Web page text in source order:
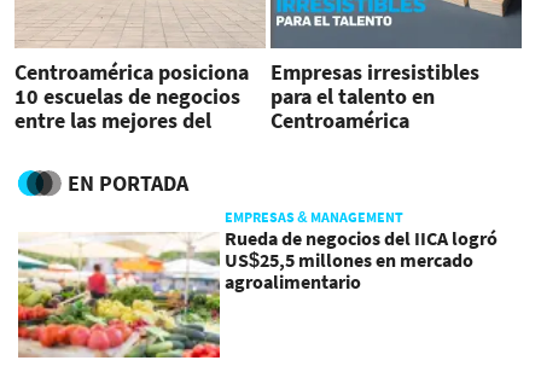
Centroamérica posiciona
10 escuelas de negocios
entre las mejores del
Empresas irresistibles
para el talento en
Centroamérica
EN PORTADA
EMPRESAS & MANAGEMENT
Rueda de negocios del IICA logró
US$25,5 millones en mercado
agroalimentario